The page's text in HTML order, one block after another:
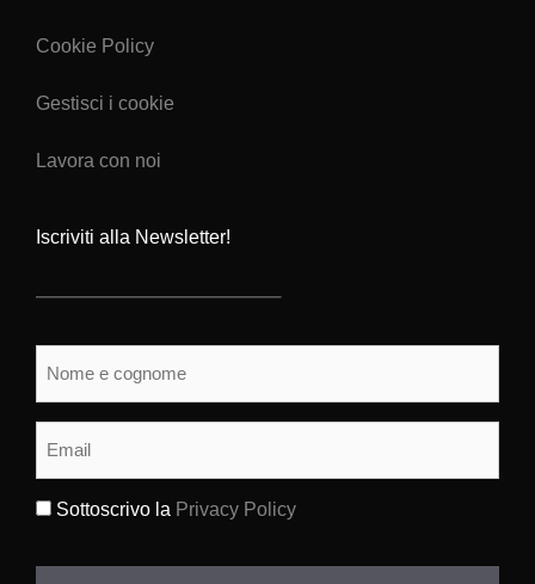
Cookie Policy
Gestisci i cookie
Lavora con noi
Iscriviti alla Newsletter!
Sottoscrivo la Privacy Policy